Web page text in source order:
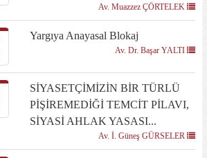
Av. Muazzez ÇÖRTELEK
Yargıya Anayasal Blokaj
Av. Dr. Başar YALTI
SİYASETÇİMİZİN BİR TÜRLÜ
PİŞİREMEDİĞİ TEMCİT PİLAVI,
SİYASİ AHLAK YASASI...
Av. İ. Güneş GÜRSELER